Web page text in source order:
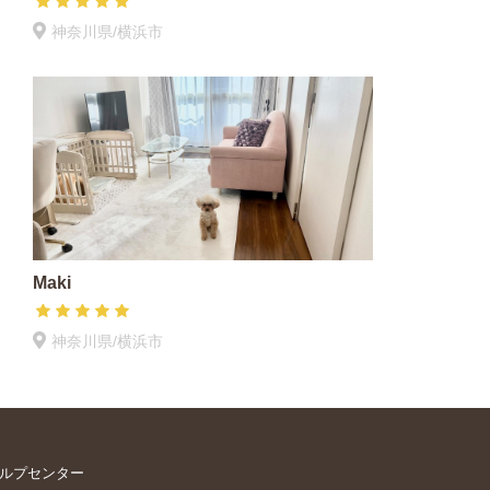
神奈川県/横浜市
Maki
神奈川県/横浜市
プセンター